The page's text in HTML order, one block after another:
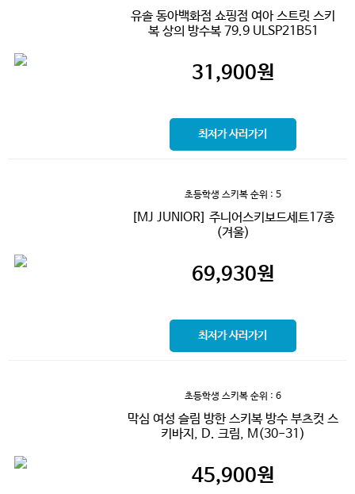
유솔 동아백화점 쇼핑점 여아 스트릿 스키
복 상의 방수복 79.9 ULSP21B51
31,900원
최저가 사러가기
초등학생 스키복 순위 : 5
[MJ JUNIOR] 주니어스키보드세트17종
(겨울)
69,930원
최저가 사러가기
초등학생 스키복 순위 : 6
막심 여성 슬림 방한 스키복 방수 부츠컷 스
키바지, D. 크림, M(30-31)
45,900원